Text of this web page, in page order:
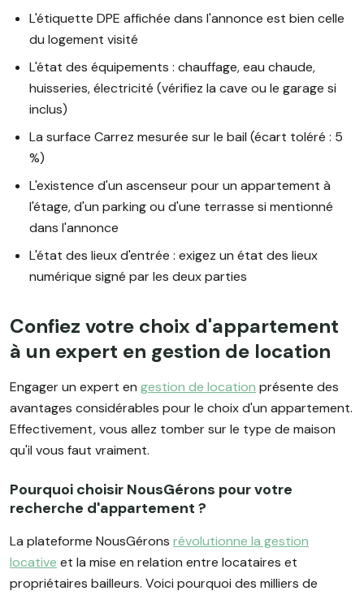
L'étiquette DPE affichée dans l'annonce est bien celle
du logement visité
L'état des équipements : chauffage, eau chaude,
huisseries, électricité (vérifiez la cave ou le garage si
inclus)
La surface Carrez mesurée sur le bail (écart toléré : 5
%)
L'existence d'un ascenseur pour un appartement à
l'étage, d'un parking ou d'une terrasse si mentionné
dans l'annonce
L'état des lieux d'entrée : exigez un état des lieux
numérique signé par les deux parties
Confiez votre choix d'appartement
à un expert en gestion de location
Engager un expert en gestion de location présente des
avantages considérables pour le choix d'un appartement.
Effectivement, vous allez tomber sur le type de maison
qu'il vous faut vraiment.
Pourquoi choisir NousGérons pour votre
recherche d'appartement ?
La plateforme NousGérons révolutionne la gestion
locative et la mise en relation entre locataires et
propriétaires bailleurs. Voici pourquoi des milliers de